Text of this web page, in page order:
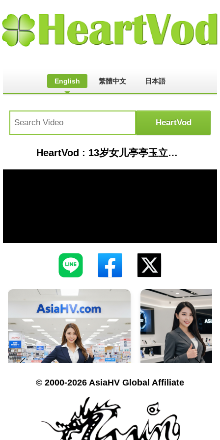
English 繁體中文 日本語
HeartVod : 13岁女儿亭亭玉立！任贤齐挺大肚携一家四口逛街购物
© 2000-2026 AsiaHV Global Affiliate